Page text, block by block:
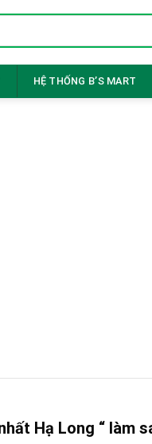
HỆ THỐNG B’S MART
Hạ Long “ làm